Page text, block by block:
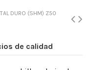
DURO (SHM) Z50
de calidad